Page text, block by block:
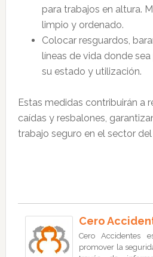
para trabajos en altura.
limpio y ordenado.
Colocar resguardos,
líneas de vida donde
su estado y utilización.
Estas medidas contribuirán a
caídas y resbalones,
trabajo seguro en el sector
Cero
Cero Accidentes
promover la